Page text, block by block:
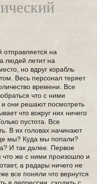
на
людей летит на
но вдруг корабль
Весь персонал теряет
времени. Все
что с ними
они решают посмотреть
что вокруг них ничего
пустота. Все
В их головах начинают
мы? Куда мы попали?
И так далее. Первое
что же с ними произошло и
а радары ничего не
все поняли что вернутся